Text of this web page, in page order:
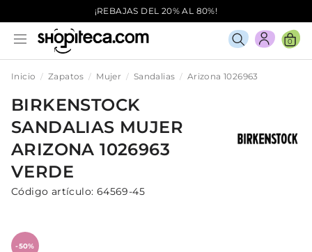
¡REBAJAS DEL 20% AL 80%!
0
Inicio Zapatos Mujer Sandalias Arizona 1026963
BIRKENSTOCK
SANDALIAS MUJER
ARIZONA 1026963
VERDE
Código artículo: 64569-45
-50%